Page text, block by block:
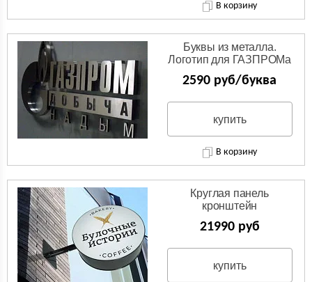
В корзину
Буквы из металла.
Логотип для ГАЗПРОМа
из нержавейки.
2590 руб/буква
купить
В корзину
Круглая панель
кронштейн
(Двухсторонняя вывеска)
21990 руб
купить